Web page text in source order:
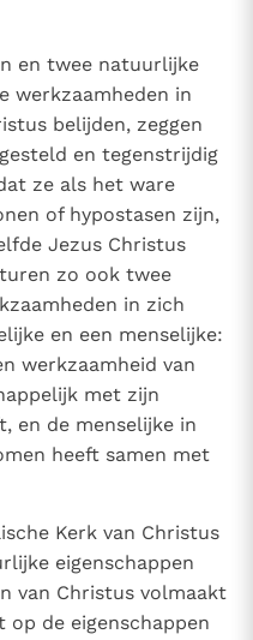
en twee natuurlijke
werkzaamheden in
belijden, zeggen
en tegenstrijdig
ze als het ware
of hypostasen zijn,
Jezus Christus
zo ook twee
in zich
en een menselijke:
werkzaamheid van
met zijn
en de menselijke in
heeft samen met
Kerk van Christus
eigenschappen
van Christus volmaakt
de eigenschappen